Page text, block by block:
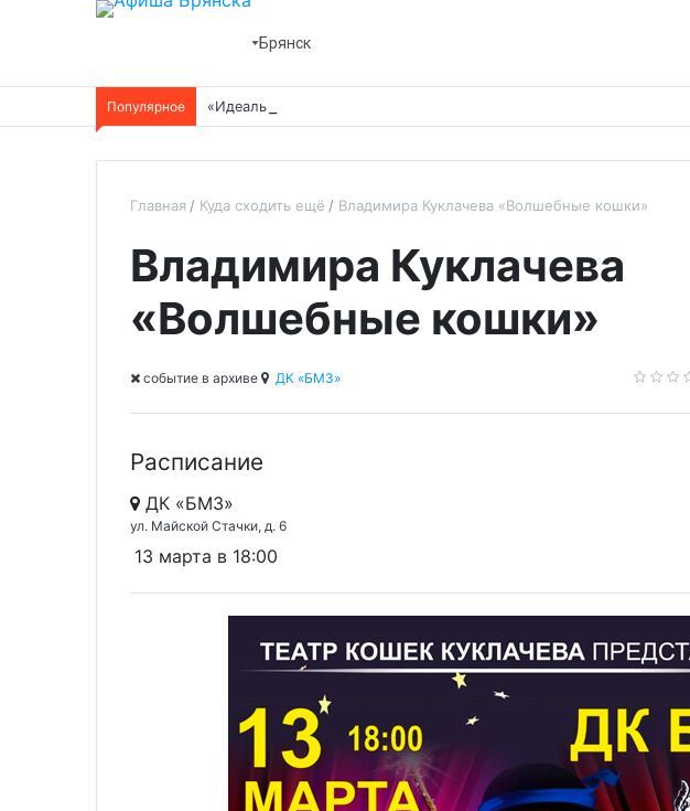
Брянск
Популярное «Идеальная жена»
Главная Куда сходить ещё Владимира Куклачева «Волшебные кошки»
Владимира Куклачева
«Волшебные кошки»
cобытие в архиве ДК «БМЗ»
Расписание
ДК «БМЗ»
ул. Майской Стачки, д. 6
13 марта в 18:00